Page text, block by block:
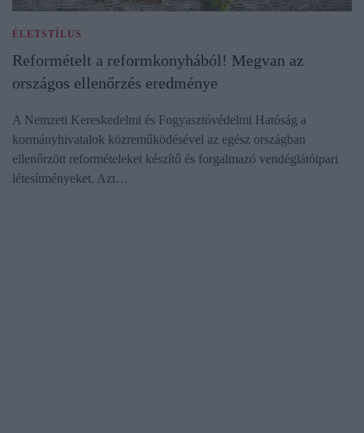
ÉLETSTÍLUS
Reformételt a reformkonyhából! Megvan az
országos ellenőrzés eredménye
A Nemzeti Kereskedelmi és Fogyasztóvédelmi Hatóság a
kormányhivatalok közreműködésével az egész országban
ellenőrzött reformételeket készítő és forgalmazó vendéglátóipari
létesítményeket. Azt…